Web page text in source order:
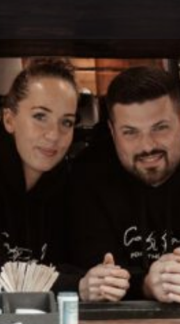
Profil
senden Jetzt anrufen